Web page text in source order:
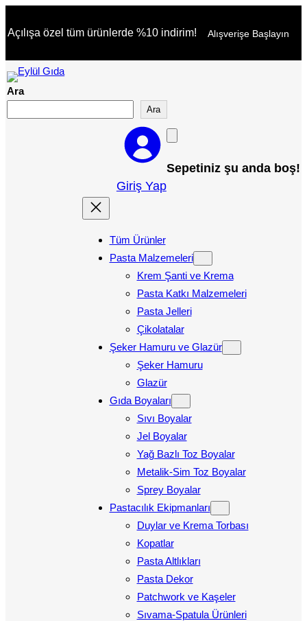
geç
Açılışa özel tüm ürünlerde %10 indirim! Alışverişe Başlayın
Ara
Ara
Giriş Yap
Sepetiniz şu anda boş!
Tüm Ürünler
Pasta Malzemeleri
Krem Şanti ve Krema
Pasta Katkı Malzemeleri
Pasta Jelleri
Çikolatalar
Şeker Hamuru ve Glazür
Şeker Hamuru
Glazür
Gıda Boyaları
Sıvı Boyalar
Jel Boyalar
Yağ Bazlı Toz Boyalar
Metalik-Sim Toz Boyalar
Sprey Boyalar
Pastacılık Ekipmanları
Duylar ve Krema Torbası
Kopatlar
Pasta Altlıkları
Pasta Dekor
Patchwork ve Kaşeler
Sıvama-Spatula Ürünleri